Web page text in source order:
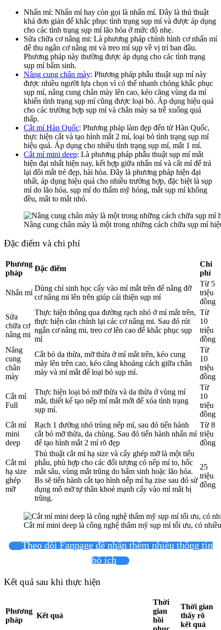
Nhấn mí: Nhấn mí hay còn gọi là nhấn mí. Đây là thủ thuật
khá đơn giản để khắc phục tình trạng sụp mí và được áp dụng
cho các tình trạng sụp mí lão hóa ở mức độ nhẹ.
Sửa chữa cơ nâng mi: Là phương pháp chỉnh hình cơ nhấn mí
để thu ngắn cơ nâng mi và treo mí sụp về vị trí ban đầu.
Phương pháp này thường được áp dụng cho các tình trạng
sụp mí bẩm sinh.
Nâng cung chân mày: Phương pháp phẫu thuật sụp mí này
được nhiều người lựa chọn vì có thể nhanh chóng khắc phục
sụp mí, nâng cung chân mày lên cao, kéo căng vùng da mí
khiến tình trạng sụp mí cũng được loại bỏ. Áp dụng hiệu quả
cho các trường hợp sụp mí và chân mày sa trễ xuống quá
thấp.
Cắt mí Hàn Quốc: Phương pháp làm đẹp đến từ Hàn Quốc,
thực hiện cắt và tạo hình mắt 2 mí, loại bỏ tình trạng sụp mí
hiệu quả. Áp dụng cho nhiều tình trạng sụp mí, mắt 1 mí.
Cắt mí mini deep: Là phương pháp phẫu thuật sụp mí mắt
hiện đại nhất hiện nay, kết hợp giữa nhấn mí và cắt mí để trả
lại đôi mắt trẻ đẹp, hài hòa. Đây là phương pháp hiện đại
nhất, áp dụng hiệu quả cho nhiều trường hợp, đặc biệt là sụp
mí do lão hóa, sụp mí do thẩm mỹ hỏng, mắt sụp mí không
đều, mắt to mắt nhỏ.
Nâng cung chân mày là một trong những cách chữa sụp mí
Đặc điểm và chi phí
Phương
pháp
Đặc điểm
Chi
phí
Nhấn mí
Dùng chỉ sinh học cấy vào mí mắt trên để nâng đỡ
cơ nâng mi lên trên giúp cải thiện sụp mí
Từ 5
triệu
đồng
Sửa
chữa cơ
nâng mi
Thực hiện thông qua đường rạch nhỏ ở mí mắt trên,
thực hiện căn chỉnh lại các cơ nâng mi. Sau đó rút
ngắn cơ nâng mi, treo cơ lên cao để khắc phục sụp
mí
Từ
10
triệu
đồng
Nâng
cung
chân
mày
Cắt bỏ da thừa, mỡ thừa ở mí mắt trên, kéo cung
mày lên trên cao, kéo căng khoảng cách giữa chân
mày và mí mắt để loại bỏ sụp mí.
Từ
10
triệu
đồng
Cắt mí
Full
Thực hiện loại bỏ mỡ thừa và da thừa ở vùng mí
mắt, thiết kế tạo nếp mí mắt mới để xóa tình trạng
sụp mí.
Từ
10
triệu
đồng
Cắt mí
mini
deep
Rạch 1 đường nhỏ trùng nếp mí, sau đó tiến hành
cắt bỏ mỡ thừa, da chùng. Sau đó tiến hành nhấn mí
để tạo hình mắt 2 mí rõ đẹp
Từ 8
triệu
đồng
Cắt mí
hạ size
ghép
mỡ
Thủ thuật cắt mí hạ size và cấy ghép mỡ là một tiểu
phẫu, phù hợp cho các đối tượng có nếp mí to, hốc
mắt sâu, vùng mắt trũng do bẩm sinh hoặc lão hóa.
Bs sẽ tiến hành cắt tạo hình nếp mí hạ zise sau đó sử
dụng mô mỡ tự thân khoẻ mạnh cấy vào mí mắt bị
trũng.
25
triệu
đồng
Cắt mí mini deep là công nghệ thẩm mỹ sụp mí tối ưu, có
Theo dõi Fanpage để nhận thêm nhiều thông tin
bổ ích
Kết quả sau khi thực hiện
Phương
pháp
Kết quả
Thời
gian
hồi
Thời gian
thấy rõ
kết quả